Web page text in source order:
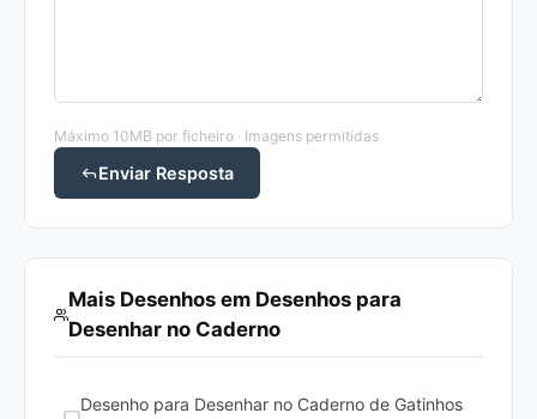
Máximo 10MB por ficheiro · Imagens permitidas
Enviar Resposta
Mais Desenhos em Desenhos para
Desenhar no Caderno
Desenho para Desenhar no Caderno de Gatinhos